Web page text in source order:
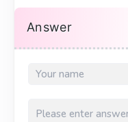
Answer